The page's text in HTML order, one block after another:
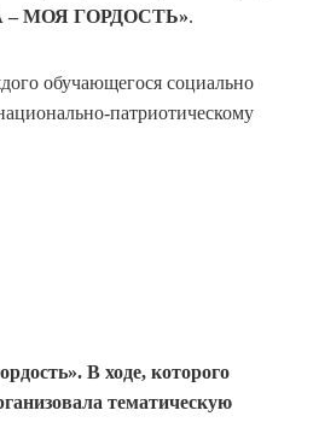
МОЯ ГОРДОСТЬ».
обучающегося социально
патриотическому
В ходе, которого
тематическую